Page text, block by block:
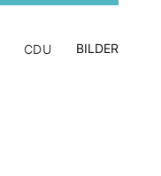
CDU BILDER